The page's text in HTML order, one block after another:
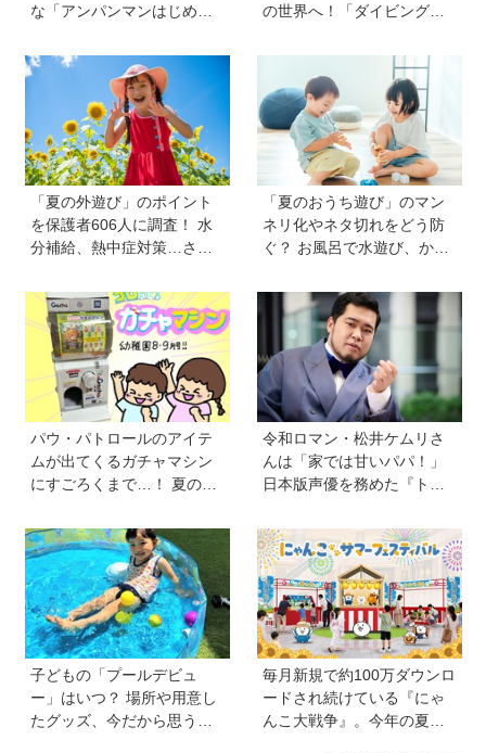
な「アンパンマンはじめて
と指先あそびが盛りだくさ
ん♪
の世界へ！「ダイビング」
る追加コンテンツも登場
「夏の外遊び」のポイント
を保護者606人に調査！ 水
分補給、熱中症対策…さら
イデア」も【HugKum総
研】
「夏のおうち遊び」のマン
ネリ化やネタ切れをどう防
ぐ？ お風呂で水遊び、かき
に聞いたアイデアを紹介！
【HugKum総研】
パウ・パトロールのアイテ
ムが出てくるガチャマシン
にすごろくまで…！ 夏のお
イテムがいっぱい【雑誌
『幼稚園』8・9月号付録】
令和ロマン・松井ケムリさ
んは「家では甘いパパ！」
日本版声優を務めた『ト
ジタル機器と子どもの関わ
り方に悩むパパママに観て
ほしい。子どもが観ればお
もちゃへの気持ちが変わる
かも！？」
子どもの「プールデビュ
ー」はいつ？ 場所や用意し
たグッズ、今だから思う
毎月新規で約100万ダウンロ
ードされ続けている『にゃ
んこ大戦争』。今年の夏は